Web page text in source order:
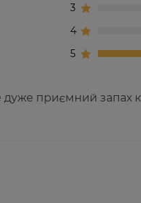
3
4
5
дуже приємний запах